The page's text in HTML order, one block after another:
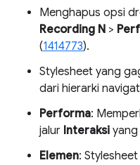
Menghapus opsi
Recording N >
(1414773).
Stylesheet yang
dari hierarki
Performa:
jalur Interaksi
Elemen: